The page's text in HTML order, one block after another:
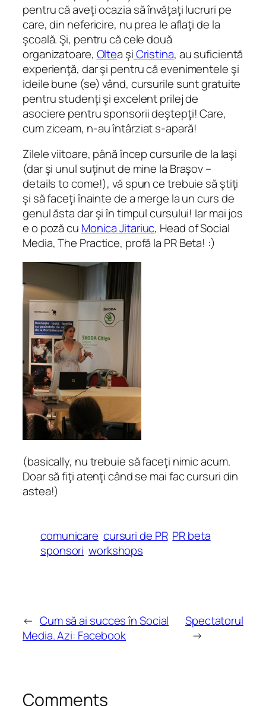
pentru că aveţi ocazia să învăţaţi lucruri pe
care, din nefericire, nu prea le aflaţi de la
şcoală. Şi, pentru că cele două
organizatoare, Oltea şiCristina, au suficientă
experienţă, dar şi pentru că evenimentele şi
ideile bune (se) vând, cursurile sunt gratuite
pentru studenţi şi excelent prilej de
asociere pentru sponsorii deştepţi! Care,
cum ziceam, n-au întârziat s-apară!
Zilele viitoare, până încep cursurile de la Iaşi
(dar şi unul suţinut de mine la Braşov –
details to come!), vă spun ce trebuie să ştiţi
şi să faceţi înainte de a merge la un curs de
genul ăsta dar şi în timpul cursului! Iar mai jos
e o poză cu Monica Jitariuc, Head of Social
Media, The Practice, profă la PR Beta! :)
(basically, nu trebuie să faceţi nimic acum.
Doar să fiţi atenţi când se mai fac cursuri din
astea!)
comunicare cursuri de PR PR beta
sponsori workshops
← Cum să ai succes în Social
Media. Azi: Facebook
Spectatorul
→
Comments